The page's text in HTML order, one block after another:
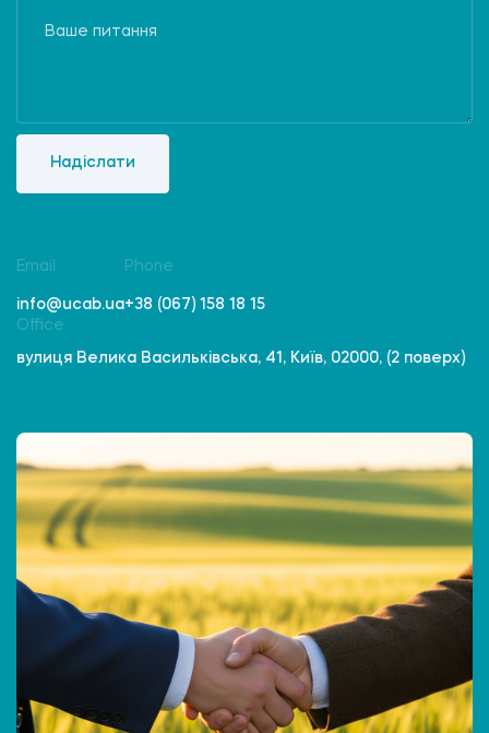
Надіслати
Email
info@ucab.ua
Phone
+38 (067) 158 18 15
Office
вулиця Велика Васильківська, 41, Київ, 02000, (2 поверх)